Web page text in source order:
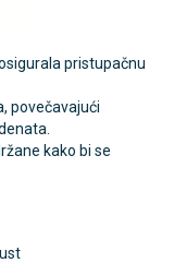
pristupačnu
povečavajući
kako bi se